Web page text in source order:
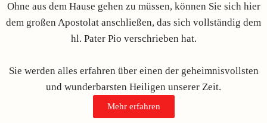
Ohne aus dem Hause gehen zu müssen, können Sie sich hier
dem großen Apostolat anschließen, das sich vollständig dem
hl. Pater Pio verschrieben hat.
Sie werden alles erfahren über einen der geheimnisvollsten
und wunderbarsten Heiligen unserer Zeit.
Mehr erfahren